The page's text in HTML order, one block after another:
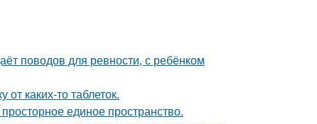
поводов для ревности, с ребёнком
каких-то таблеток.
единое пространство.